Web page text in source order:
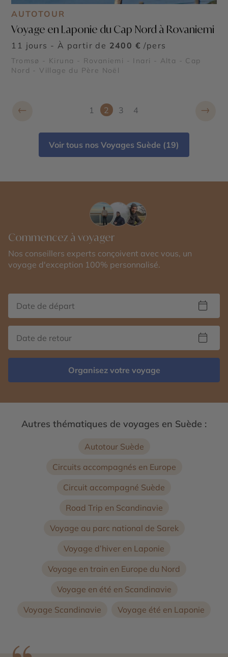
AUTOTOUR
Voyage en Laponie du Cap Nord à Rovaniemi
11 jours - À partir de 2400 € /pers
Tromsø - Kiruna - Rovaniemi - Inari - Alta - Cap
Nord - Village du Père Noël
← 1 2 3 4 →
Voir tous nos Voyages Suède (19)
Commencez à voyager
Nos conseillers experts conçoivent avec vous, un
voyage d'exception 100% personnalisé.
Organisez votre voyage
Autres thématiques de voyages en Suède :
Autotour Suède
Circuits accompagnés en Europe
Circuit accompagné Suède
Road Trip en Scandinavie
Voyage au parc national de Sarek
Voyage d’hiver en Laponie
Voyage en train en Europe du Nord
Voyage en été en Scandinavie
Voyage Scandinavie
Voyage été en Laponie